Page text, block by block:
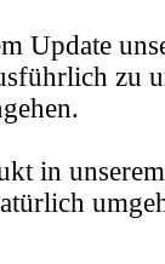
Update
zu
in